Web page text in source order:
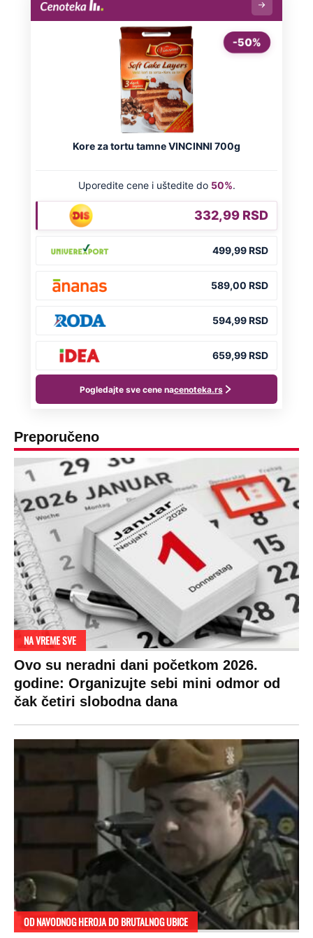
Preporučeno
NA VREME SVE
Ovo su neradni dani početkom 2026.
godine: Organizujte sebi mini odmor od
čak četiri slobodna dana
OD NAVODNOG HEROJA DO BRUTALNOG UBICE